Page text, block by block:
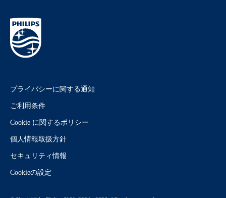
プライバシーに関する通知
ご利用条件
Cookie に関するポリシー
個人情報取扱方針
セキュリティ情報
Cookieの設定